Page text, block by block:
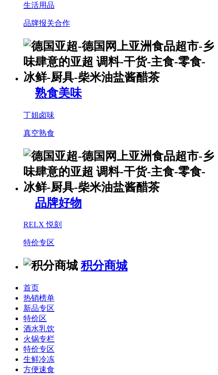
生活用品
品牌报关合作
熟食美味
丁姐卤味
真空熟食
品牌好物
RELX 悦刻
特价专区
积分商城
首页
热销榜单
新品专区
特价区
酒水乳饮
火锅专栏
特价专区
生鲜冷冻
方便速食